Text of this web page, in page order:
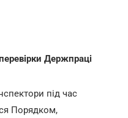
Держпраці
під час
Порядком,